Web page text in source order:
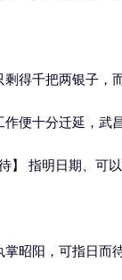
得千把两银子，而
作便十分迁延，武
】 指明日期、可
掌昭阳，可指日而